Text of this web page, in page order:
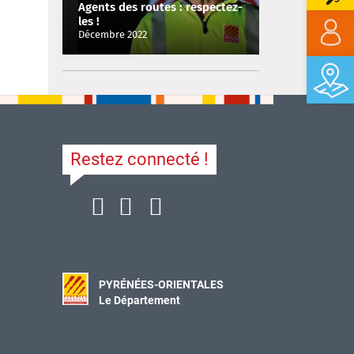
Agents des routes : respectez-
les !
Décembre 2022
Restez connecté !
PYRÉNÉES-ORIENTALES
Le Département